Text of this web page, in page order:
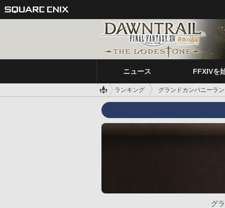
ニュース FFXIVを
ランキング グランドカンパニーラ
グ